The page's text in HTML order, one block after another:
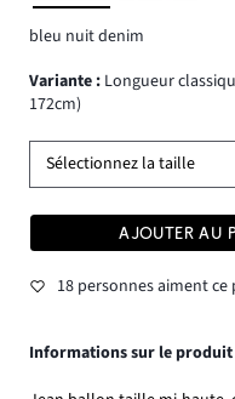
bleu nuit denim
Variante : Longueur
172cm)
Sélectionnez la taille
AJOUTER AU
18 personnes aiment
Informations sur le produit